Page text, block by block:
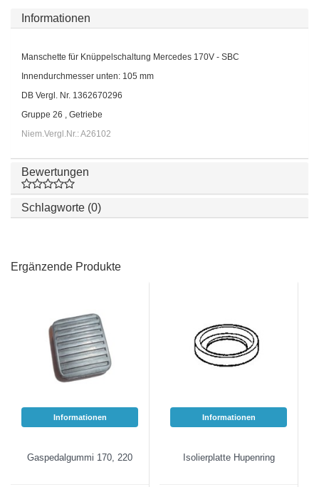
Informationen
Manschette für Knüppelschaltung Mercedes 170V - SBC
Innendurchmesser unten: 105 mm
DB Vergl. Nr. 1362670296
Gruppe 26 , Getriebe
Niem.Vergl.Nr.: A26102
Bewertungen
Schlagworte (0)
Ergänzende Produkte
Informationen
Gaspedalgummi 170, 220
Informationen
Isolierplatte Hupenring